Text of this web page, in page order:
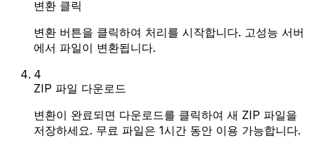
변환 클릭
변환 버튼을 클릭하여 처리를 시작합니다. 고성능 서버
에서 파일이 변환됩니다.
4
ZIP 파일 다운로드
변환이 완료되면 다운로드를 클릭하여 새 ZIP 파일을
저장하세요. 무료 파일은 1시간 동안 이용 가능합니다.